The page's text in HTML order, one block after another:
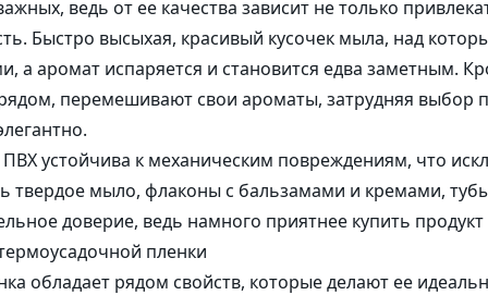
компоненты
комплексы
и Гидролизаты
Коробочки
Пакеты и
Корзинки из шпона
Бирки
ведь от ее качества зависит не только
Быстро высыхая, красивый кусочек мыла, над
а аромат испаряется и становится едва заметным.
перемешивают свои ароматы, затрудняя выбор
устойчива к механическим повреждениям, что
твердое мыло, флаконы с бальзамами и кремами,
доверие, ведь намного приятнее купить продукт
пленки
обладает рядом свойств, которые делают ее